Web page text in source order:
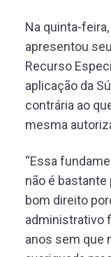
Na quinta-
apresentou
Recurso
aplicação da
contrária ao
mesma
“Essa
não é
bom direito
administrativo
anos sem que